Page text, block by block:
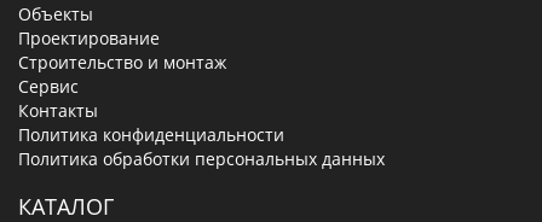
Объекты
Проектирование
Строительство и монтаж
Сервис
Контакты
Политика конфиденциальности
Политика обработки персональных данных
КАТАЛОГ